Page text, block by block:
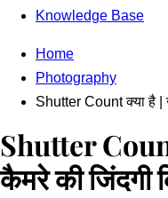
Knowledge Base
Home
Photography
Shutter Count क्या है |
Shutter
कैमरे की जिंदगी